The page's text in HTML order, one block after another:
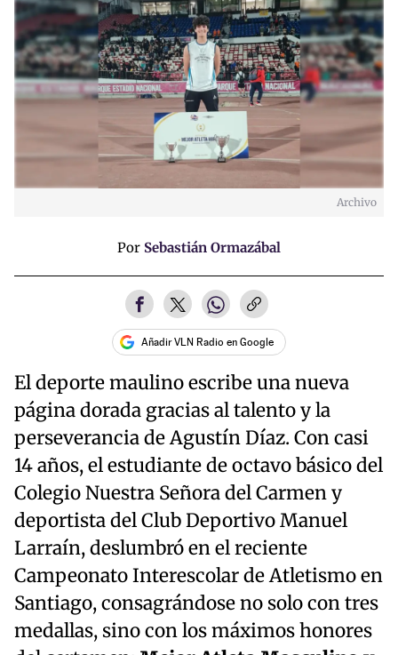
Archivo
Por Sebastián Ormazábal
Añadir VLN Radio en Google
El deporte maulino escribe una nueva
página dorada gracias al talento y la
perseverancia de Agustín Díaz. Con casi
14 años, el estudiante de octavo básico del
Colegio Nuestra Señora del Carmen y
deportista del Club Deportivo Manuel
Larraín, deslumbró en el reciente
Campeonato Interescolar de Atletismo en
Santiago, consagrándose no solo con tres
medallas, sino con los máximos honores